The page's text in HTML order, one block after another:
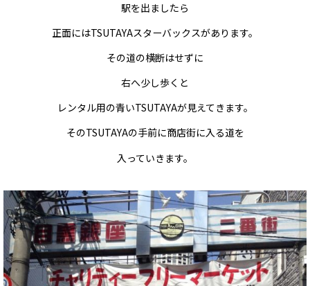
駅を出ましたら
正面にはTSUTAYAスターバックスがあります。
その道の横断はせずに
右へ少し歩くと
レンタル用の青いTSUTAYAが見えてきます。
そのTSUTAYAの手前に商店街に入る道を
入っていきます。